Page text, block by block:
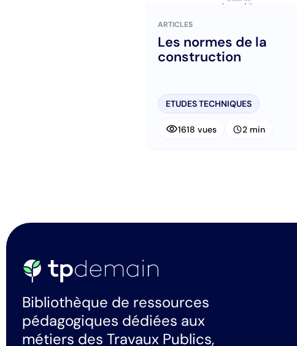
ARTICLES
Les normes de la
construction
ETUDES TECHNIQUES
visibility1618 vues schedule2 min
Bibliothèque de ressources
pédagogiques dédiées aux
métiers des Travaux Publics,